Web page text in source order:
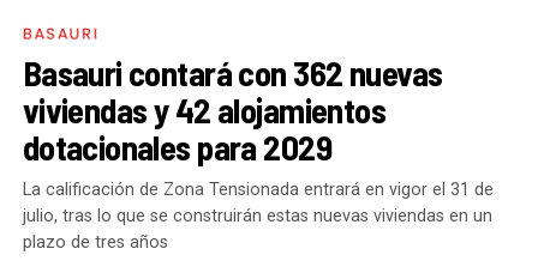
los gobiernos sirve para transformar y mejorar la vida
de las personas y, por eso, tan importante como la
gestión en las áreas de nuestra responsabilidad es la
impronta que marcamos en cuáles son las prioridades
del equipo de gobierno.
BASAURI
Basauri contará con 362 nuevas
viviendas y 42 alojamientos
dotacionales para 2029
La calificación de Zona Tensionada entrará en vigor el 31 de
julio, tras lo que se construirán estas nuevas viviendas en un
plazo de tres años